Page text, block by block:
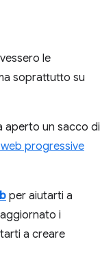
le
soprattutto su
aperto un sacco di
progressive
per aiutarti a
i
a creare